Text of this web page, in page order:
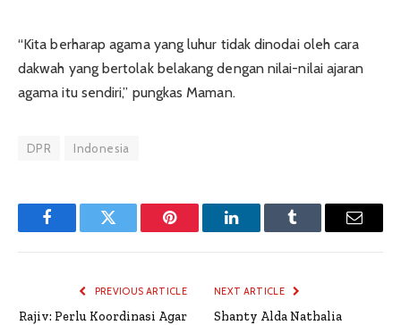
“Kita berharap agama yang luhur tidak dinodai oleh cara
dakwah yang bertolak belakang dengan nilai-nilai ajaran
agama itu sendiri,” pungkas Maman.
DPR Indonesia
FacebookTwitter Pinterest LinkedInTumblr Email
PREVIOUS ARTICLE
Rajiv: Perlu Koordinasi Agar
NEXT ARTICLE
Shanty Alda Nathalia